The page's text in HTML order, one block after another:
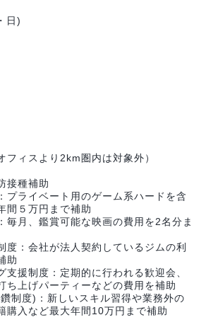
日)
フィスより2km圏内は対象外）
接種補助
プライベート用のゲーム系ハードを含
間５万円まで補助
毎月、鑑賞可能な映画の費用を2名分ま
度：会社が法人契約しているジムの利
助
支援制度：定期的に行われる歓迎会、
ち上げパーティーなどの費用を補助
制度)：新しいスキル習得や業務外の
購入など最大年間10万円まで補助